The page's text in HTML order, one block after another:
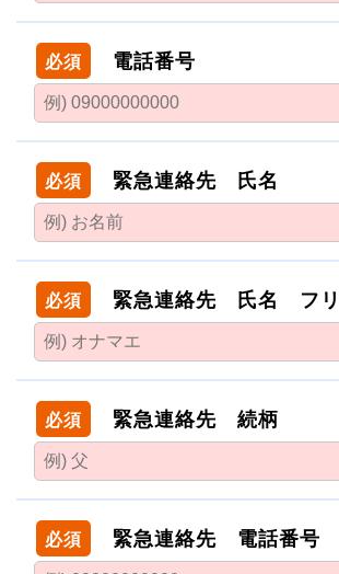
必須 電話番号
必須 緊急連絡先 氏名
必須 緊急連絡先 氏名 フ
必須 緊急連絡先 続柄
必須 緊急連絡先 電話番号